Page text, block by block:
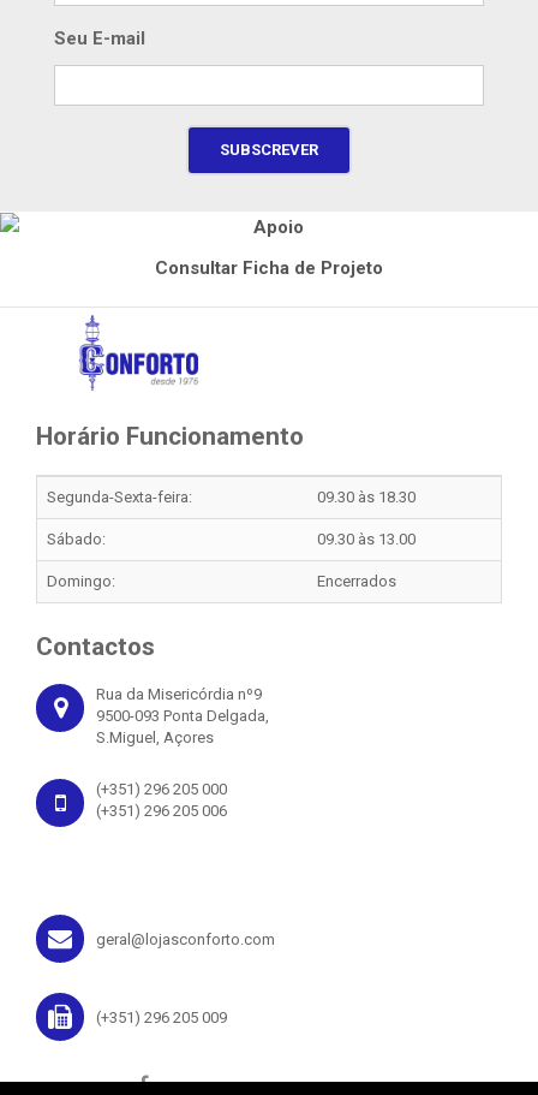
Seu E-mail
Consultar Ficha de Projeto
Horário Funcionamento
Segunda-Sexta-feira: 09.30 às 18.30
Sábado: 09.30 às 13.00
Domingo: Encerrados
Contactos
Rua da Misericórdia nº9
9500-093 Ponta Delgada,
S.Miguel, Açores
(+351) 296 205 000
(+351) 296 205 006
geral@lojasconforto.com
(+351) 296 205 009